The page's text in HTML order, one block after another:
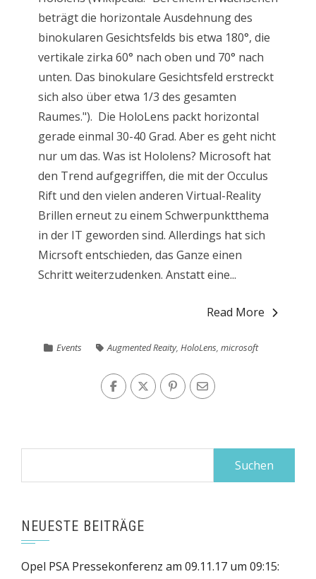
beträgt die horizontale Ausdehnung des
binokularen Gesichtsfelds bis etwa 180°, die
vertikale zirka 60° nach oben und 70° nach
unten. Das binokulare Gesichtsfeld erstreckt
sich also über etwa 1/3 des gesamten
Raumes."). Die HoloLens packt horizontal
gerade einmal 30-40 Grad. Aber es geht nicht
nur um das. Was ist Hololens? Microsoft hat
den Trend aufgegriffen, die mit der Occulus
Rift und den vielen anderen Virtual-Reality
Brillen erneut zu einem Schwerpunktthema
in der IT geworden sind. Allerdings hat sich
Micrsoft entschieden, das Ganze einen
Schritt weiterzudenken. Anstatt eine...
Read More
Events Augmented Reaity, HoloLens, microsoft
NEUESTE BEITRÄGE
Opel PSA Pressekonferenz am 09.11.17 um 09:15: